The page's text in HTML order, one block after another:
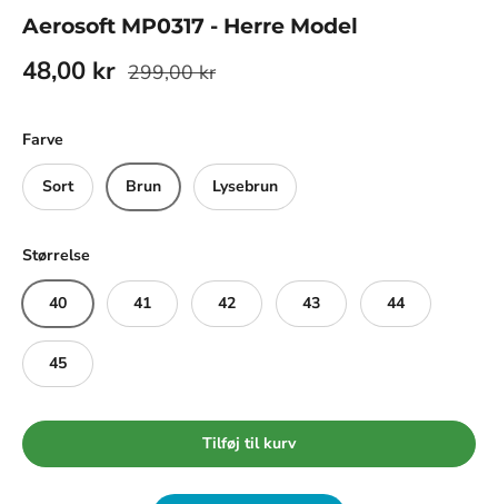
Aerosoft MP0317 - Herre Model
48,00 kr 299,00 kr
Farve
Sort Brun Lysebrun
Størrelse
40 41 42 43 44
45
Tilføj til kurv